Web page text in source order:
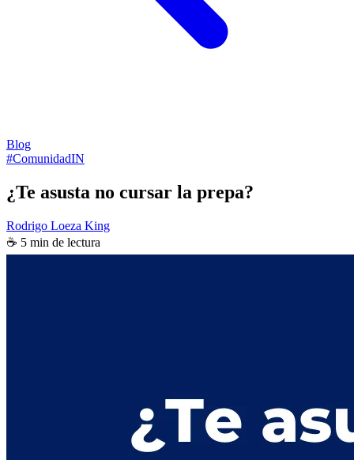
Blog
#ComunidadIN
¿Te asusta no cursar la prepa?
Rodrigo Loeza King
☕ 5 min de lectura